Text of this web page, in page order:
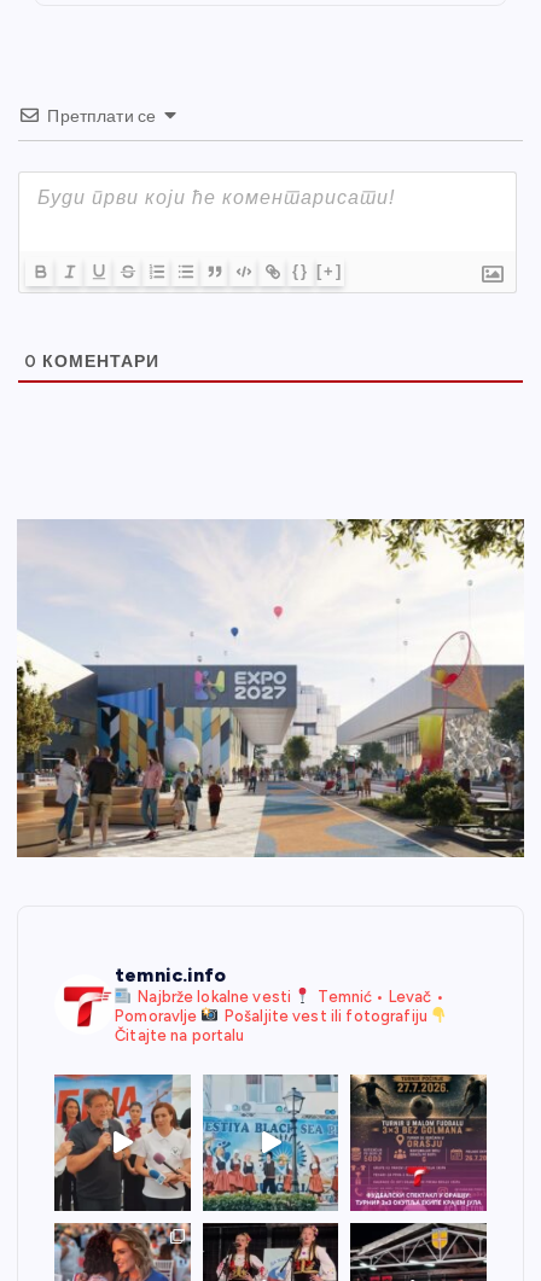
Претплати се
{} [+]
0 КОМЕНТАРИ
temnic.info
Najbrže lokalne vesti
Temnić • Levač •
Pomoravlje
Pošaljite vest ili fotografiju
Čitajte na portalu